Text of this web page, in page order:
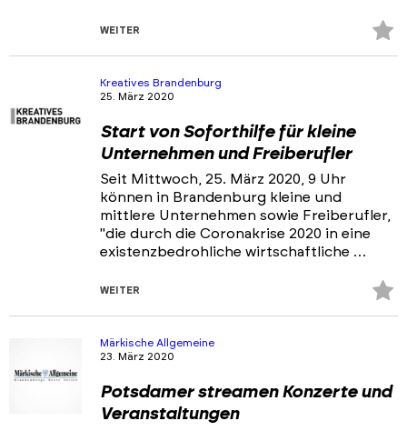
WEITER
Kreatives Brandenburg
25. März 2020
Start von Soforthilfe für kleine
Unternehmen und Freiberufler
Seit Mittwoch, 25. März 2020, 9 Uhr
können in Brandenburg kleine und
mittlere Unternehmen sowie Freiberufler,
"die durch die Coronakrise 2020 in eine
existenzbedrohliche wirtschaftliche …
WEITER
Märkische Allgemeine
23. März 2020
Potsdamer streamen Konzerte und
Veranstaltungen